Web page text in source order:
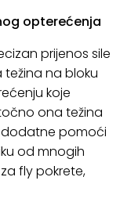
opterećenja
prijenos sile
težina na bloku
koje
ona težina
dodatne pomoći
od mnogih
fly pokrete,